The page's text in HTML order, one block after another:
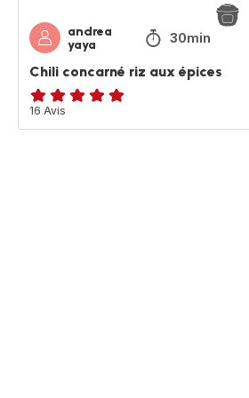
andrea
yaya
30min
Chili concarné riz aux épices
Avis
5
16 Avis